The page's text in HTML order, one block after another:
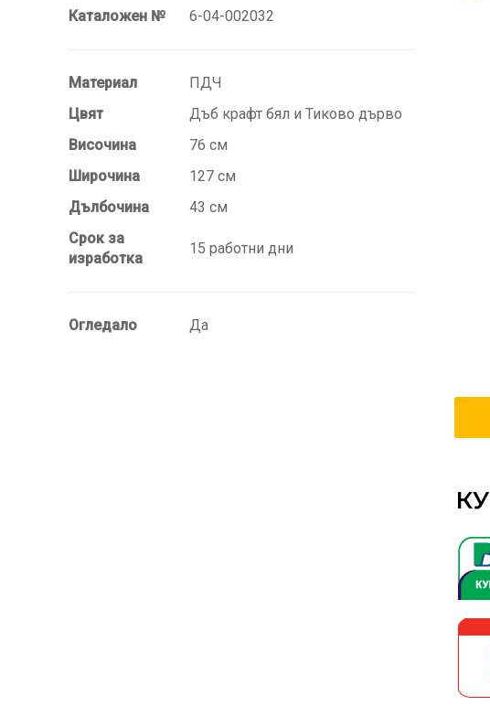
Каталожен № 6-04-002032
Материал
ПДЧ
Цвят
Дъб крафт бял и Тиково дърво
Височина
76 см
Широчина
127 см
Дълбочина
43 см
Срок за
изработка
15 работни дни
Огледало Да